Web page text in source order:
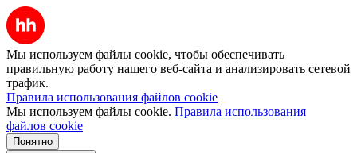
Мы используем файлы cookie, чтобы обеспечивать
правильную работу нашего веб-сайта и анализировать сетевой
трафик.
Правила использования файлов cookie
Мы используем файлы cookie. Правила использования
файлов cookie
Понятно